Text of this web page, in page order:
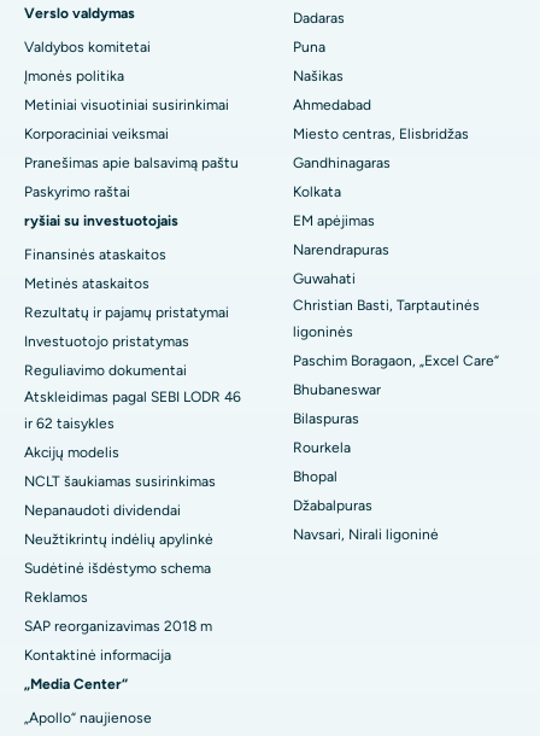
Geriausia ligoninė Managaryje, Karaikudi
Geriausia ligoninė Arepally mieste, Warangal mieste
Geriausia ligoninė Arera kolonijoje, Bhopale
Geriausia ligoninė Jayanagar mieste, Bangalore
Geriausia ligoninė KK Nagare, Madurajuje
Geriausia ligoninė Ramji Nagare, Nellore
Geriausia ligoninė 19 sektoriuje, Rourkela
Geriausia ligoninė Svargeite, Punėje
Geriausia moterų vėžio ligoninė Pietų Delyje
Verslo valdymas
Valdybos komitetai
Įmonės politika
Metiniai visuotiniai susirinkimai
Korporaciniai veiksmai
Pranešimas apie balsavimą paštu
Paskyrimo raštai
ryšiai su investuotojais
Finansinės ataskaitos
Metinės ataskaitos
Rezultatų ir pajamų pristatymai
Investuotojo pristatymas
Reguliavimo dokumentai
Atskleidimas pagal SEBI LODR 46
ir 62 taisykles
Akcijų modelis
NCLT šaukiamas susirinkimas
Nepanaudoti dividendai
Neužtikrintų indėlių apylinkė
Sudėtinė išdėstymo schema
Reklamos
SAP reorganizavimas 2018 m
Kontaktinė informacija
„Media Center“
„Apollo“ naujienose
Dadaras
Puna
Našikas
Ahmedabad
Miesto centras, Elisbridžas
Gandhinagaras
Kolkata
EM apėjimas
Narendrapuras
Guwahati
Christian Basti, Tarptautinės
ligoninės
Paschim Boragaon, „Excel Care“
Bhubaneswar
Bilaspuras
Rourkela
Bhopal
Džabalpuras
Navsari, Nirali ligoninė